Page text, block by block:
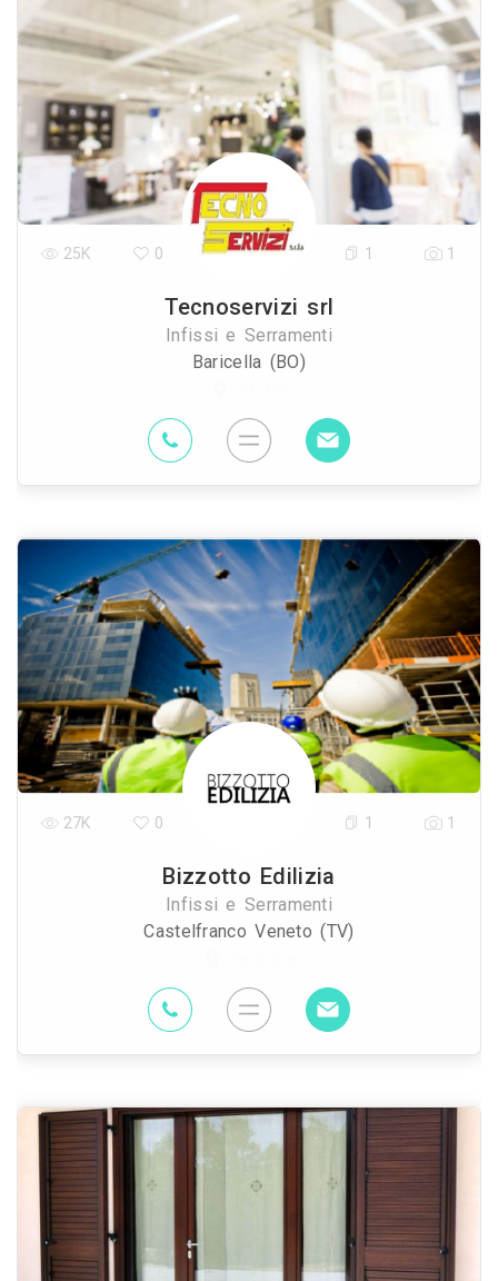
Tecnoservizi srl
Infissi e Serramenti
Baricella (BO)
25K 0 1 1
Bizzotto Edilizia
Infissi e Serramenti
Castelfranco Veneto (TV)
27K 0 1 1